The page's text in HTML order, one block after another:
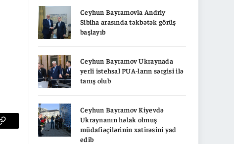
Copy
Ceyhun Bayramovla Andriy
Sibiha arasında təkbətək görüş
başlayıb
Ceyhun Bayramov Ukraynada
yerli istehsal PUA-ların sərgisi ilə
tanış olub
Ceyhun Bayramov Kiyevdə
Ukraynanın həlak olmuş
müdafiəçilərinin xatirəsini yad
edib